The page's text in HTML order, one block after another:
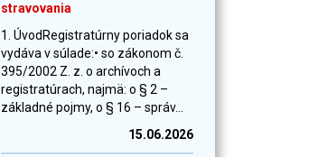
stravovania
1. ÚvodRegistratúrny poriadok sa
vydáva v súlade:• so zákonom č.
395/2002 Z. z. o archívoch a
registratúrach, najmä: o § 2 –
základné pojmy, o § 16 – správ...
15.06.2026